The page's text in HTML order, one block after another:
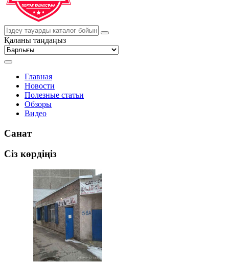
Қаланы таңдаңыз
Главная
Новости
Полезные статьи
Обзоры
Видео
Санат
Сіз көрдіңіз